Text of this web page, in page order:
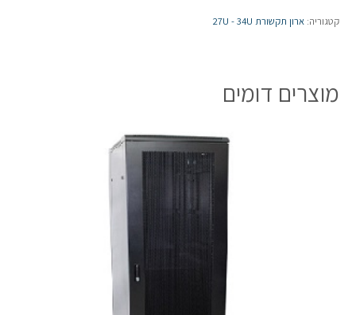
תקשורת
70
קטגוריה: ארון תקשורת 27U - 34U
מוצרים דומים